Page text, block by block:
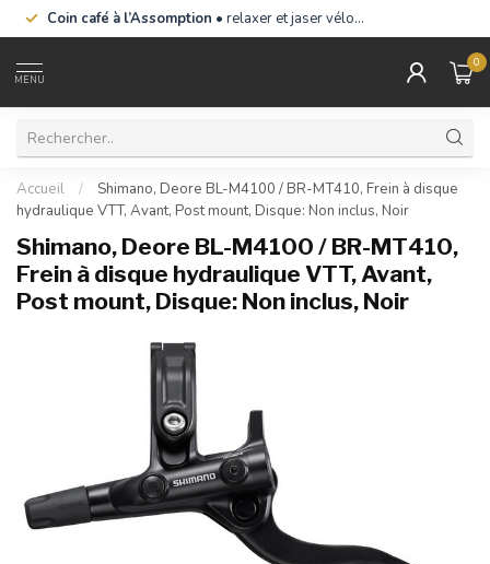
Coin café à l’Assomption • relaxer et jaser vélo…
MENU
0
Accueil /
Shimano, Deore BL-M4100 / BR-MT410, Frein à disque
hydraulique VTT, Avant, Post mount, Disque: Non inclus, Noir
Shimano, Deore BL-M4100 / BR-MT410,
Frein à disque hydraulique VTT, Avant,
Post mount, Disque: Non inclus, Noir